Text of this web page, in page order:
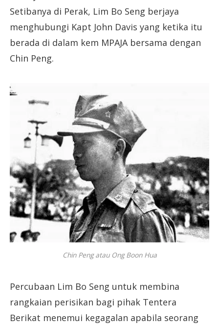
Setibanya di Perak, Lim Bo Seng berjaya
menghubungi Kapt John Davis yang ketika itu
berada di dalam kem MPAJA bersama dengan
Chin Peng.
Chin Peng atau Ong Boon Hua
Percubaan Lim Bo Seng untuk membina
rangkaian perisikan bagi pihak Tentera
Berikat menemui kegagalan apabila seorang